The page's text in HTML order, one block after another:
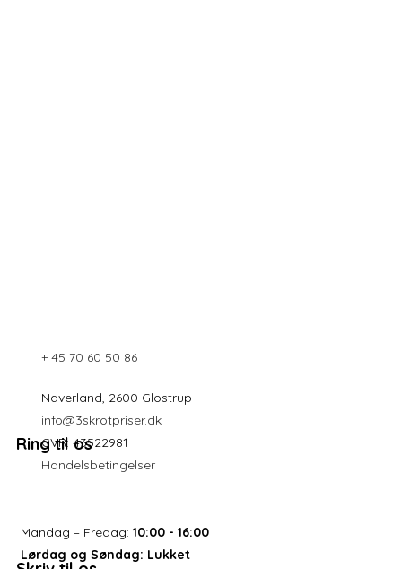
+ 45 70 60 50 86
Naverland, 2600 Glostrup
info@3skrotpriser.dk
CVR: 43522981
Handelsbetingelser
Mandag – Fredag: 10:00 - 16:00
Lørdag og Søndag: Lukket
Ring til os